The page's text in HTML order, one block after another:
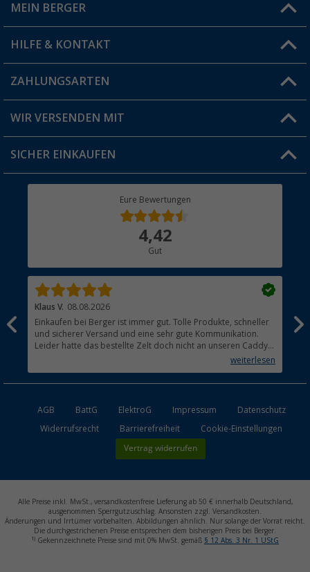
Filiale finden
MEIN BERGER
Vorteilskarte
Blog
Jobs & Karriere
HILFE & KONTAKT
FAQ & Kontakt
Versandinformationen
Rücksendung
ZAHLUNGSARTEN
WIR VERSENDEN MIT
SICHER EINKAUFEN
Eure Bewertungen
4,42
Gut
Klaus V. 08.08.2026
Einkaufen bei Berger ist immer gut. Tolle Produkte, schneller
und sicherer Versand und eine sehr gute Kommunikation.
Leider hatte das bestellte Zelt doch nicht an unseren Caddy
Maxi gepasst. Die Rückabwicklung verlief ebenfalls absolut
weiterlesen
AGB BattG ElektroG Impressum
Datenschutz
Widerrufsrecht
Barrierefreiheit Cookie-Einstellungen
Vertrag widerrufen
Alle Preise inkl. MwSt., versandkostenfreie Lieferung ab 50 € innerhalb Deutschland,
ausgenommen Sperrgutzuschlag. Ansonsten zzgl. Versandkosten.
Änderungen und Irrtümer vorbehalten. Abbildungen ähnlich. Nur solange der Vorrat reicht.
Die durchgestrichenen Preise entsprechen dem bisherigen Preis bei Berger.
1) Gekennzeichnete Preise sind mit 0% MwSt. gemäß § 12 Abs. 3 Nr. 1 UStG